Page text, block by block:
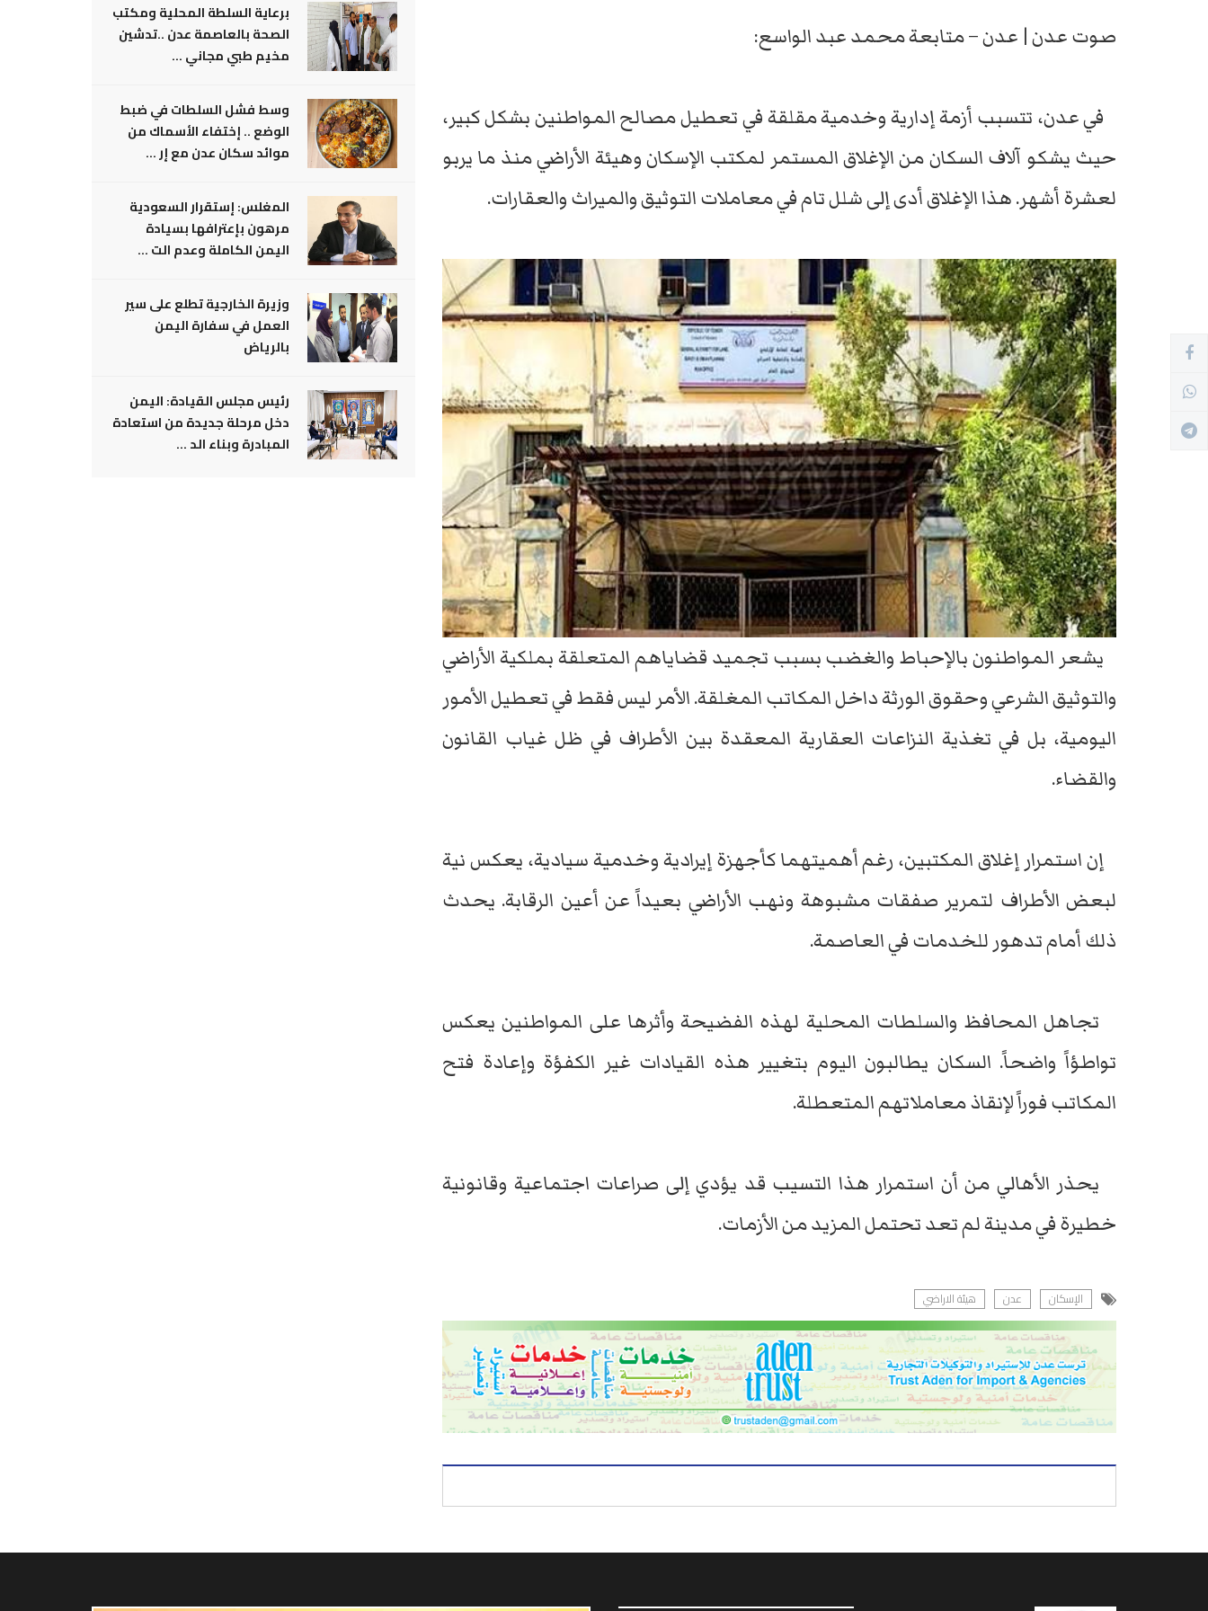
صوت عدن | عدن – متابعة محمد عبد الواسع:
في عدن، تتسبب أزمة إدارية وخدمية مقلقة في تعطيل مصالح المواطنين بشكل كبير،
حيث يشكو آلاف السكان من الإغلاق المستمر لمكتب الإسكان وهيئة الأراضي منذ ما يربو
لعشرة أشهر. هذا الإغلاق أدى إلى شلل تام في معاملات التوثيق والميراث والعقارات.
يشعر المواطنون بالإحباط والغضب بسبب تجميد قضاياهم المتعلقة بملكية الأراضي
والتوثيق الشرعي وحقوق الورثة داخل المكاتب المغلقة. الأمر ليس فقط في تعطيل الأمور
اليومية، بل في تغذية النزاعات العقارية المعقدة بين الأطراف في ظل غياب القانون
والقضاء.
إن استمرار إغلاق المكتبين، رغم أهميتهما كأجهزة إيرادية وخدمية سيادية، يعكس نية
لبعض الأطراف لتمرير صفقات مشبوهة ونهب الأراضي بعيداً عن أعين الرقابة. يحدث
ذلك أمام تدهور للخدمات في العاصمة.
تجاهل المحافظ والسلطات المحلية لهذه الفضيحة وأثرها على المواطنين يعكس
تواطؤاً واضحاً. السكان يطالبون اليوم بتغيير هذه القيادات غير الكفؤة وإعادة فتح
المكاتب فوراً لإنقاذ معاملاتهم المتعطلة.
يحذر الأهالي من أن استمرار هذا التسيب قد يؤدي إلى صراعات اجتماعية وقانونية
خطيرة في مدينة لم تعد تحتمل المزيد من الأزمات.
الإسكان عدن هيئة الاراضي
برعاية السلطة المحلية ومكتب
الصحة بالعاصمة عدن ..تدشين
مخيم طبي مجاني ...
وسط فشل السلطات في ضبط
الوضع .. إختفاء الأسماك من
موائد سكان عدن مع إر ...
المغلس: إستقرار السعودية
مرهون بإعترافها بسيادة
اليمن الكاملة وعدم الت ...
وزيرة الخارجية تطلع على سير
العمل في سفارة اليمن
بالرياض
رئيس مجلس القيادة: اليمن
دخل مرحلة جديدة من استعادة
المبادرة وبناء الد ...